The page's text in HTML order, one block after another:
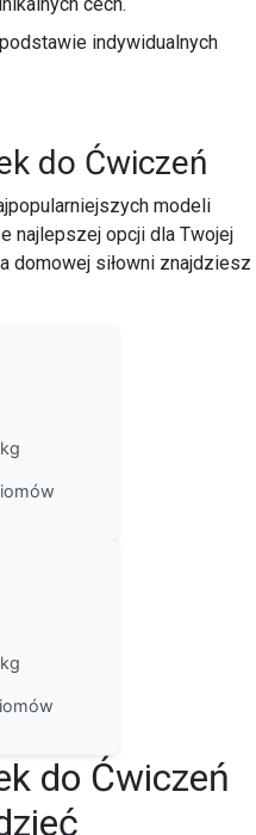
indywidualnych
do Ćwiczeń
modeli
najlepszej opcji dla Twojej
domowej siłowni znajdziesz
do Ćwiczeń